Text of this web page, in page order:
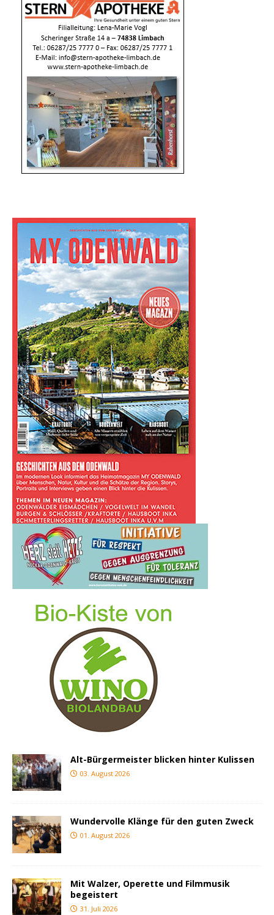
Alt-Bürgermeister blicken hinter Kulissen
03. August 2026
Wundervolle Klänge für den guten Zweck
01. August 2026
Mit Walzer, Operette und Filmmusik
begeistert
31. Juli 2026